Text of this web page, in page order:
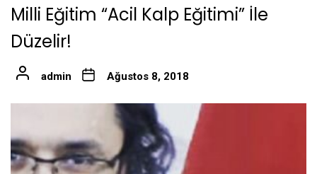
Milli Eğitim “Acil Kalp Eğitimi” İle
Düzelir!
admin Ağustos 8, 2018